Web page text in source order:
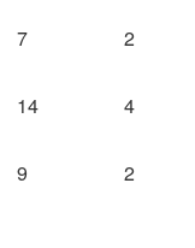
7
2
14
4
9
2